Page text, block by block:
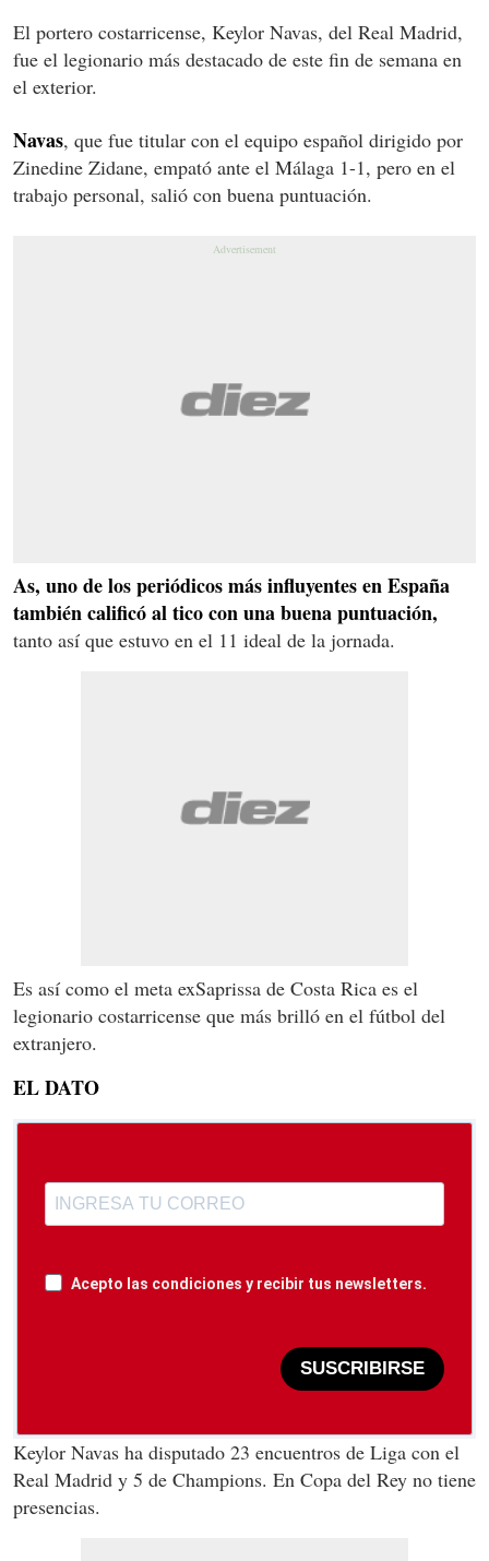
El portero costarricense, Keylor Navas, del Real Madrid,
fue el legionario más destacado de este fin de semana en
el exterior.
Navas, que fue titular con el equipo español dirigido por
Zinedine Zidane, empató ante el Málaga 1-1, pero en el
trabajo personal, salió con buena puntuación.
As, uno de los periódicos más influyentes en España
también calificó al tico con una buena puntuación,
tanto así que estuvo en el 11 ideal de la jornada.
Es así como el meta exSaprissa de Costa Rica es el
legionario costarricense que más brilló en el fútbol del
extranjero.
EL DATO
Acepto las condiciones y recibir tus newsletters.
SUSCRIBIRSE
Keylor Navas ha disputado 23 encuentros de Liga con el
Real Madrid y 5 de Champions. En Copa del Rey no tiene
presencias.